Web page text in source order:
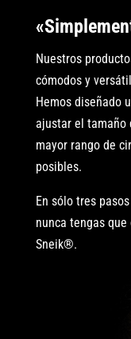
Nuestros
cómodos y
Hemos diseñado
ajustar el tamaño
mayor rango de
posibles.
En sólo tres
nunca tengas
Sneik®.